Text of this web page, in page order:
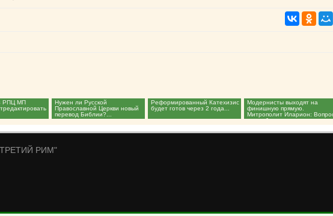
РПЦ МП
Нужен ли Русской
Православной Церкви новый
перевод Библии?...
Реформированный Катехизис
будет готов через 2 года...
Модернисты выходят на
финишную прямую.
Митрополит Иларион: Вопрос
языке богослужения
ТРЕТИЙ РИМ"